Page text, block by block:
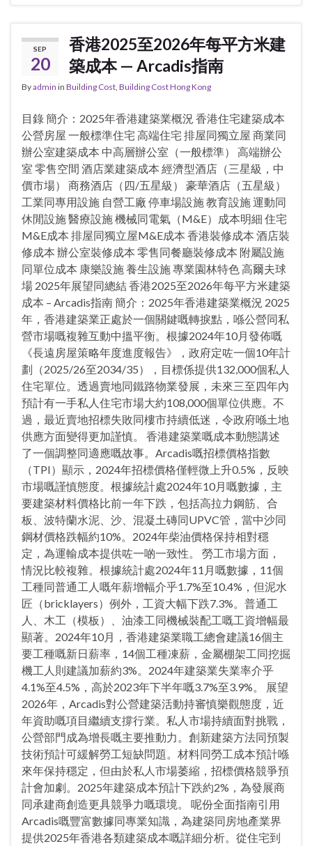
SEP
20
香港2025至2026年每平方米建
築成本 — Arcadis指南
Byadmin in Building Cost Building Cost Hong Kong
目錄 簡介：2025年香港建築業概況 香港住宅建築成本
公營房屋 一般標準住宅 高端住宅 排屋同獨立屋 商業同
辦公室建築成本 中高層辦公室（一般標準） 高端辦公
室 零售空間 酒店業建築成本 經濟型酒店（三星級，中
價市場） 商務酒店（四/五星級） 豪華酒店（五星級）
工業同專用設施 自營工廠 停車場設施 教育設施 運動同
休閒設施 醫療設施 機械同電氣（M&E）成本明細 住宅
M&E成本 排屋同獨立屋M&E成本 香港裝修成本 酒店裝
修成本 辦公室裝修成本 零售同餐廳裝修成本 附屬設施
同單位成本 康樂設施 養生設施 專業園林特色 高爾夫球
場 2025年展望同總結 香港2025至2026年每平方米建築
成本 – Arcadis指南 簡介：2025年香港建築業概況 2025
年，香港建築業正處於一個關鍵嘅轉捩點，喺公營同私
營市場嘅複雜互動中搵平衡。根據2024年10月發佈嘅
《長遠房屋策略年度進度報告》，政府定咗一個10年計
劃（2025/26至2034/35），目標係提供132,000個私人
住宅單位。透過賣地同鐵路物業發展，未來三至四年內
預計有一手私人住宅市場大約108,000個單位供應。不
過，最近賣地招標失敗同樓市持續低迷，令政府喺土地
供應方面變得更加謹慎。 香港建築業嘅成本動態講述
了一個調整同適應嘅故事。Arcadis嘅招標價格指數
（TPI）顯示，2024年招標價格僅輕微上升0.5%，反映
市場嘅謹慎態度。根據統計處2024年10月嘅數據，主
要建築材料價格比前一年下跌，包括高拉力鋼筋、合
板、波特蘭水泥、沙、混凝土磚同UPVC管，當中沙同
鋼材價格跌幅約10%。2024年柴油價格保持相對穩
定，為運輸成本提供咗一啲一致性。 勞工市場方面，
情況比較複雜。根據統計處2024年11月嘅數據，11個
工種同普通工人嘅年薪增幅介乎1.7%至10.4%，但泥水
匠（bricklayers）例外，工資大幅下跌7.3%。普通工
人、木工（模板）、油漆工同機械裝配工嘅工資增幅最
顯著。2024年10月，香港建築業職工總會建議16個主
要工種嘅新日薪率，14個工種凍薪，金屬棚架工同挖掘
機工人則建議加薪約3%。2024年建築業失業率介乎
4.1%至4.5%，高於2023年下半年嘅3.7%至3.9%。 展望
2026年，Arcadis對公營建築活動持審慎樂觀態度，近
年資助嘅項目繼續支撐行業。私人市場持續面對挑戰，
公營部門成為增長嘅主要推動力。創新建築方法同預製
技術預計可緩解勞工短缺問題。材料同勞工成本預計喺
來年保持穩定，但由於私人市場萎縮，招標價格競爭預
計會加劇。2025年建築成本預計下跌約2%，為發展商
同承建商創造更具競爭力嘅環境。 呢份全面指南引用
Arcadis嘅豐富數據同專業知識，為建築同房地產業界
提供2025年香港各類建築成本嘅詳細分析。從住宅到